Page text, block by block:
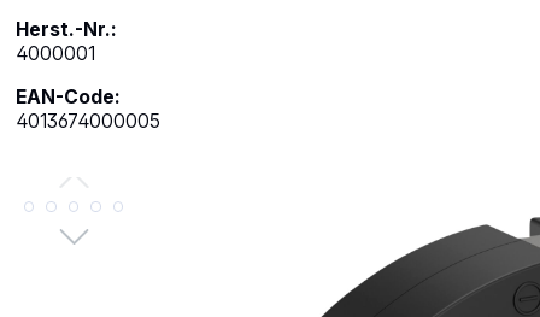
Herst.-Nr.:
4000001
EAN-Code:
4013674000005
Bildergalerie überspringen